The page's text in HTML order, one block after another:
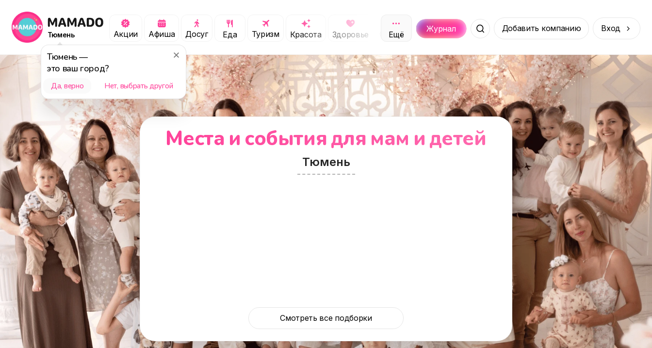
Тюмень
Тюмень—
это ваш город?
Да, верно Нет, выбрать другой
Акции Афиша Досуг Еда Туризм Красота Здоровье Обучение Спорт Услуги Покупки Онлайн
Ещё
Журнал Места Добавить компанию Вход
Места и событиядля мам и детей
Тюмень
Смотреть все подборки